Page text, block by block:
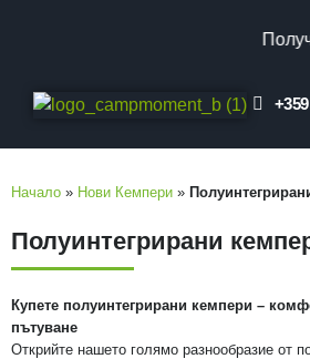
Начало » Нови Кемпери »
Полуинтегрирани
Купете полуинтегрирани кемпери –
пътуване
Открийте нашето голямо разнообразие от